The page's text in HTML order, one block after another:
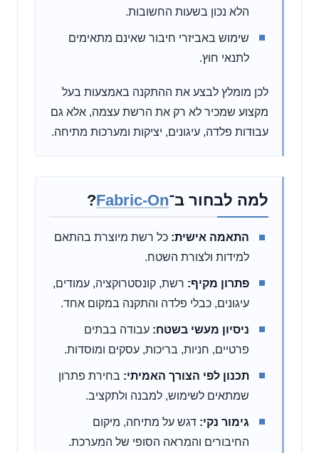
הלא נכון בשעות החשובות.
שימוש באביזרי חיבור שאינם מתאימים
לתנאי חוץ.
לכן מומלץ לבצע את ההתקנה באמצעות בעל
מקצוע שמכיר לא רק את הרשת עצמה, אלא גם
עבודות פלדה, עיגונים, יציקות ומערכות מתיחה.
למה לבחור ב־Fabric-On
?
התאמה אישית: כל רשת מיוצרת בהתאם
למידות ולצורת השטח.
פתרון מקיף: רשת, קונסטרוקציה, עמודים,
עיגונים, כבלי פלדה והתקנה במקום אחד.
ניסיון מעשי בשטח: עבודה בבתים
פרטיים, חניות, בריכות, עסקים ומוסדות.
תכנון לפי הצורך האמיתי: בחירת פתרון
שמתאים לשימוש, למבנה ולתקציב.
גימור נקי: דגש על מתיחה, מיקום
החיבורים והמראה הסופי של המערכת.